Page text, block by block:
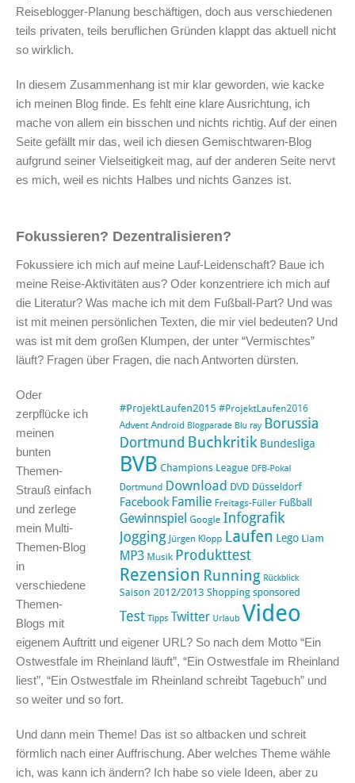
Reiseblogger-Planung beschäftigen, doch aus verschiedenen
teils privaten, teils beruflichen Gründen klappt das aktuell nicht
so wirklich.
In diesem Zusammenhang ist mir klar geworden, wie kacke
ich meinen Blog finde. Es fehlt eine klare Ausrichtung, ich
mache von allem ein bisschen und nichts richtig. Auf der einen
Seite gefällt mir das, weil ich diesen Gemischtwaren-Blog
aufgrund seiner Vielseitigkeit mag, auf der anderen Seite nervt
es mich, weil es nichts Halbes und nichts Ganzes ist.
Fokussieren? Dezentralisieren?
Fokussiere ich mich auf meine Lauf-Leidenschaft? Baue ich
meine Reise-Aktivitäten aus? Oder konzentriere ich mich auf
die Literatur? Was mache ich mit dem Fußball-Part? Und was
ist mit meinen persönlichen Texten, die mir viel bedeuten? Und
was ist mit dem großen Klumpen, der unter “Vermischtes”
läuft? Fragen über Fragen, die nach Antworten dürsten.
Oder
zerpflücke ich
meinen
bunten
Themen-
Strauß einfach
und zerlege
mein Multi-
Themen-Blog
in
verschiedene
Themen-
Blogs mit
eigenem Auftritt und eigener URL? So nach dem Motto “Ein
Ostwestfale im Rheinland läuft”, “Ein Ostwestfale im Rheinland
liest”, “Ein Ostwestfale im Rheinland schreibt Tagebuch” und
so weiter und so fort.
Und dann mein Theme! Das ist so altbacken und schreit
förmlich nach einer Auffrischung. Aber welches Theme wähle
ich, was kann ich ändern? Ich habe so viele Ideen, aber zu